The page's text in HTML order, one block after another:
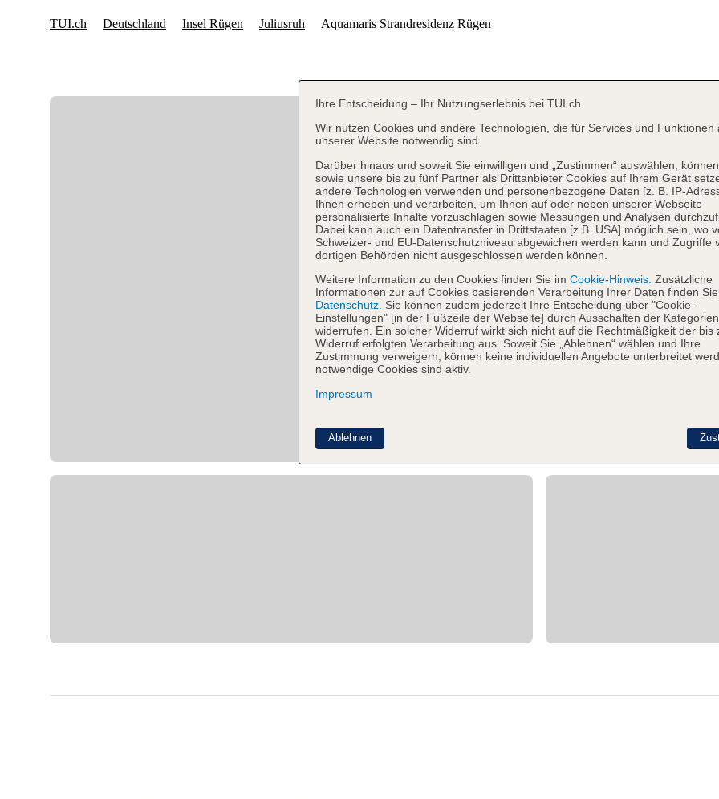
Ihre Entscheidung – Ihr Nutzungserlebnis bei TUI.ch
Wir nutzen Cookies und andere Technologien, die für Services und Funktionen
unserer Website notwendig sind.
Darüber hinaus und soweit Sie einwilligen und „Zustimmen“ auswählen,
sowie unsere bis zu fünf Partner als Drittanbieter Cookies auf Ihrem Gerät
andere Technologien verwenden und personenbezogene Daten [z. B. IP-
Ihnen erheben und verarbeiten, um Ihnen auf oder neben unserer Webseite
personalisierte Inhalte vorzuschlagen sowie Messungen und Analysen
Dabei kann auch ein Datentransfer in Drittstaaten [z.B. USA] möglich sein, wo
Schweizer- und EU-Datenschutzniveau abgewichen werden kann und Zugriffe
dortigen Behörden nicht ausgeschlossen werden können.
Weitere Information zu den Cookies finden Sie im Cookie-Hinweis. Zusätzliche
Informationen zur auf Cookies basierenden Verarbeitung Ihrer Daten finden
Datenschutz. Sie können zudem jederzeit Ihre Entscheidung über "Cookie-
Einstellungen" [in der Fußzeile der Webseite] durch Ausschalten der Kategorien
widerrufen. Ein solcher Widerruf wirkt sich nicht auf die Rechtmäßigkeit der bis
Widerruf erfolgten Verarbeitung aus. Soweit Sie „Ablehnen“ wählen und Ihre
Zustimmung verweigern, können keine individuellen Angebote unterbreitet
notwendige Cookies sind aktiv.
Impressum
Ablehnen